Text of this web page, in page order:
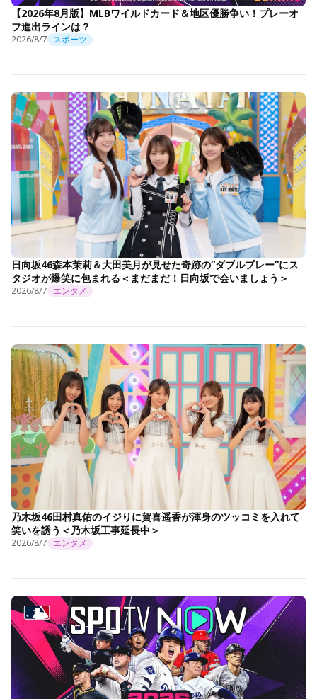
【2026年8月版】MLBワイルドカード＆地区優勝争い！プレーオ
フ進出ラインは？
2026/8/7 スポーツ
日向坂46森本茉莉＆大田美月が見せた奇跡の“ダブルプレー”にス
タジオが爆笑に包まれる＜まだまだ！日向坂で会いましょう＞
2026/8/7 エンタメ
乃木坂46田村真佑のイジりに賀喜遥香が渾身のツッコミを入れて
笑いを誘う＜乃木坂工事延長中＞
2026/8/7 エンタメ